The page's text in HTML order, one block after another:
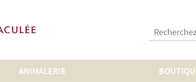
Recherchez :
ANIMALERIE
Sensible Agneau 11kg